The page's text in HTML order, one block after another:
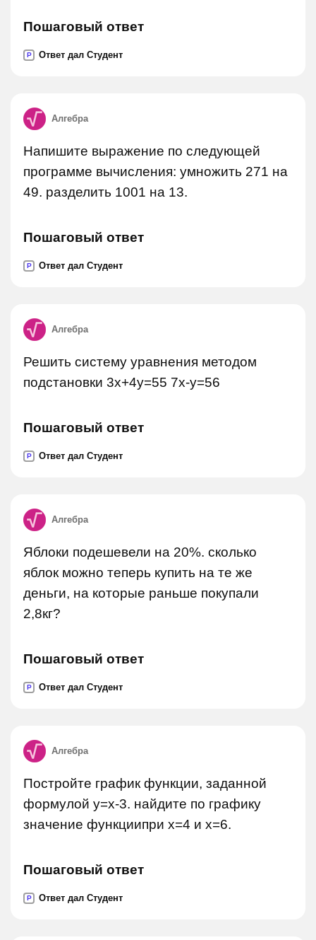
Пошаговый ответ
P Ответ дал Студент
Алгебра
Напишите выражение по следующей
программе вычисления: умножить 271 на
49. разделить 1001 на 13.
Пошаговый ответ
P Ответ дал Студент
Алгебра
Решить систему уравнения методом
подстановки 3x+4y=55 7x-y=56
Пошаговый ответ
P Ответ дал Студент
Алгебра
Яблоки подешевели на 20%. сколько
яблок можно теперь купить на те же
деньги, на которые раньше покупали
2,8кг?
Пошаговый ответ
P Ответ дал Студент
Алгебра
Постройте график функции, заданной
формулой y=x-3. найдите по графику
значение функциипри x=4 и x=6.
Пошаговый ответ
P Ответ дал Студент